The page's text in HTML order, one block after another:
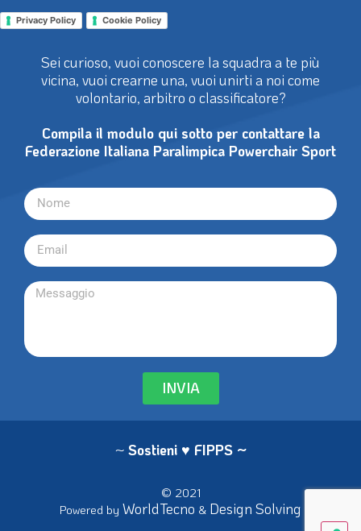
Privacy Policy Cookie Policy
Sei curioso, vuoi conoscere la squadra a te più
vicina, vuoi crearne una, vuoi unirti a noi come
volontario, arbitro o classificatore?
Compila il modulo qui sotto per contattare la
Federazione Italiana Paralimpica Powerchair Sport
INVIA
~ Sostieni ♥ FIPPS ~
© 2021
Powered by WorldTecno & Design Solving